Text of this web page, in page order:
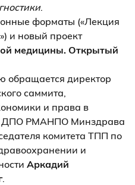
.
форматы («Лекция
и новый проект
медицины. Открытый
обращается директор
саммита,
и права в
ДПО РМАНПО Минздрава
комитета ТПП по
и
Аркадий
.